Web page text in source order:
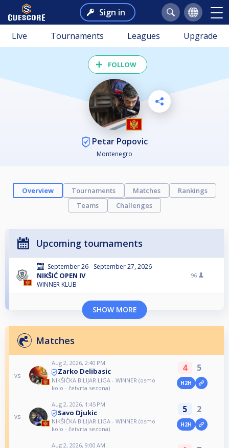
Sign in
Live Tournaments Leagues Upgrade
FOLLOW
Petar Popovic
Montenegro
Overview Tournaments Matches
Rankings
Teams
Challenges
Upcoming tournaments
September 26 - September 27, 2026
NIKŠIĆ OPEN IV
WINNER KLUB
96
SHOW MORE
Matches
vs
Aug 2, 2026, 2:40 PM
Zarko Delibasic
NIKŠIĆKA BILIJAR LIGA - WINNER (osmo
kolo - četvrta sezona)
4 5
H2H
vs
Aug 2, 2026, 1:45 PM
Savo Djukic
NIKŠIĆKA BILIJAR LIGA - WINNER (osmo
kolo - četvrta sezona)
5 2
H2H
Aug 2, 2026, 9:00 AM